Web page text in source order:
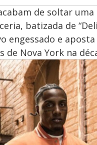
de soltar
batizada de
engessado e
Nova York na